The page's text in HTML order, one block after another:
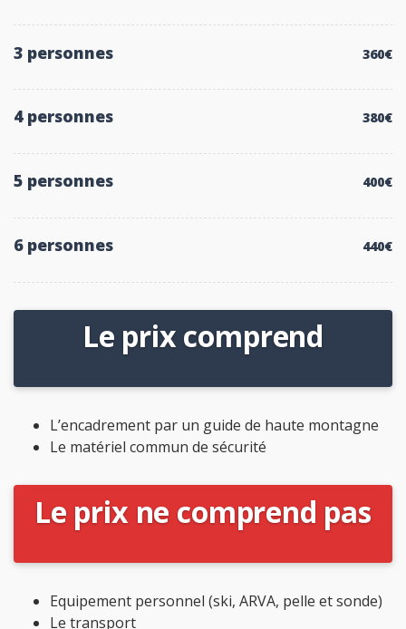
3 personnes 360€
4 personnes 380€
5 personnes 400€
6 personnes 440€
Le prix comprend
L’encadrement par un guide de haute montagne
Le matériel commun de sécurité
Le prix ne comprend pas
Equipement personnel (ski, ARVA, pelle et sonde)
Le transport